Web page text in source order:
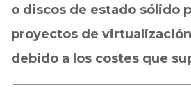
o discos de estado sólido
proyectos de
debido a los costes que